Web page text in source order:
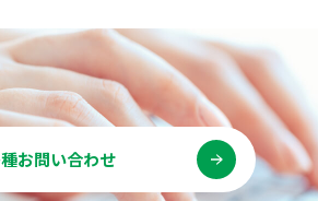
お問い合わせ